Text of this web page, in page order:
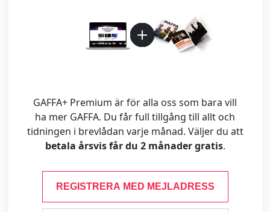
GAFFA+ Premium är för alla oss som bara vill
ha mer GAFFA. Du får full tillgång till allt och
tidningen i brevlådan varje månad. Väljer du att
betala årsvis får du 2 månader gratis.
REGISTRERA MED MEJLADRESS